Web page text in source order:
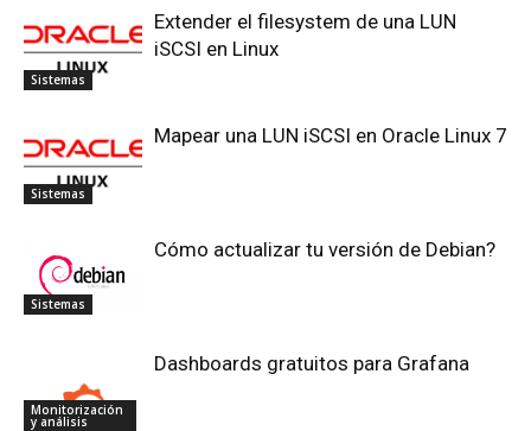
Sistemas
Extender el filesystem de una LUN
iSCSI en Linux
Sistemas
Mapear una LUN iSCSI en Oracle Linux 7
Sistemas
Cómo actualizar tu versión de Debian?
Monitorización
y análisis
Dashboards gratuitos para Grafana